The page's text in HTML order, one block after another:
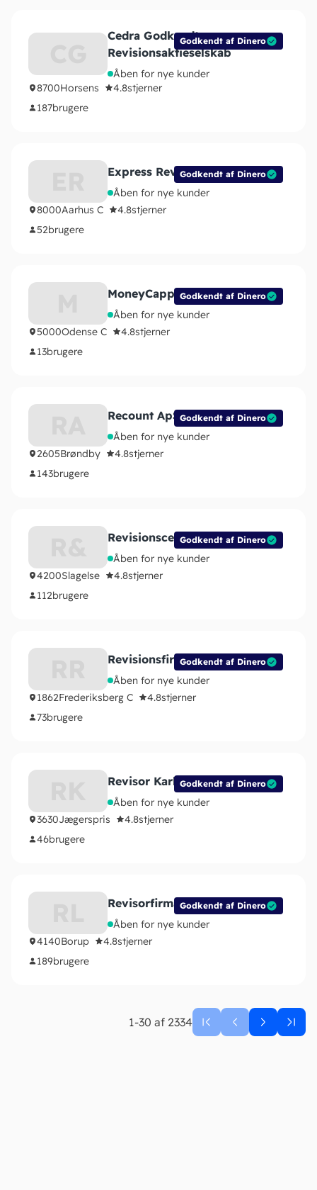
Godkendt af Dinero
Cedra Godkendt
Revisionsaktieselskab
Åben for nye kunder
8700Horsens 4.8stjerner
187brugere
Godkendt af Dinero
Express Revisor
Åben for nye kunder
8000Aarhus C 4.8stjerner
52brugere
Godkendt af Dinero
MoneyCapp
Åben for nye kunder
5000Odense C 4.8stjerner
13brugere
Godkendt af Dinero
Recount ApS
Åben for nye kunder
2605Brøndby 4.8stjerner
143brugere
Godkendt af Dinero
Revisionscentret – Slagelse
Åben for nye kunder
4200Slagelse 4.8stjerner
112brugere
Godkendt af Dinero
Revisionsfirmaet Revico ApS
Åben for nye kunder
1862Frederiksberg C 4.8stjerner
73brugere
Godkendt af Dinero
Revisor Karl Sørensen
Åben for nye kunder
3630Jægerspris 4.8stjerner
46brugere
Godkendt af Dinero
Revisorfirmaet Lysehøj ApS
Åben for nye kunder
4140Borup 4.8stjerner
189brugere
1-30 af 2334